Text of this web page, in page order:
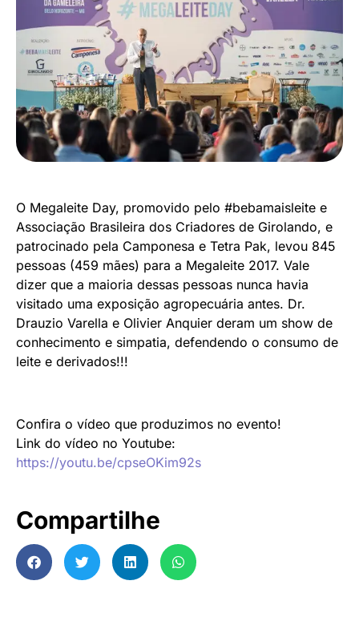
O Megaleite Day, promovido pelo #bebamaisleite e
Associação Brasileira dos Criadores de Girolando, e
patrocinado pela Camponesa e Tetra Pak, levou 845
pessoas (459 mães) para a Megaleite 2017. Vale
dizer que a maioria dessas pessoas nunca havia
visitado uma exposição agropecuária antes. Dr.
Drauzio Varella e Olivier Anquier deram um show de
conhecimento e simpatia, defendendo o consumo de
leite e derivados!!!
Confira o vídeo que produzimos no evento!
Link do vídeo no Youtube:
https://youtu.be/cpseOKim92s
Compartilhe